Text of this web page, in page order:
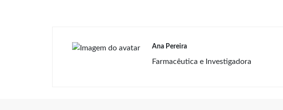
Ana Pereira
Farmacêutica e Investigadora